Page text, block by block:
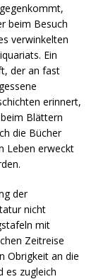
beim Besuch
verwinkelten
Ein
der an fast
erinnert,
Blättern
die Bücher
Leben erweckt
der
nicht
mit
Zeitreise
Obrigkeit an die
es zugleich